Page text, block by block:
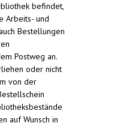
befindet,
Arbeits- und
Bestellungen
Postweg an.
oder nicht
von der
auf Wunsch in